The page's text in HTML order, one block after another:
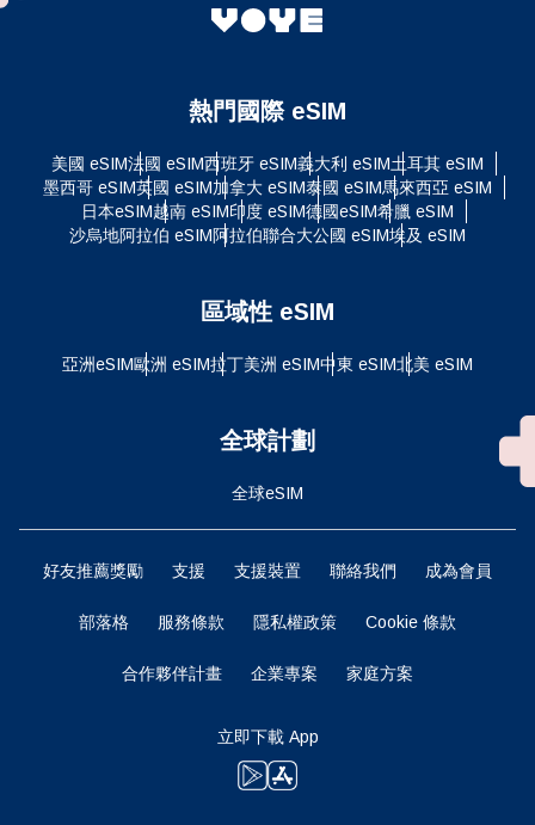
熱門國際 eSIM
美國 eSIM法國 eSIM西班牙 eSIM義大利 eSIM土耳其 eSIM
墨西哥 eSIM英國 eSIM加拿大 eSIM泰國 eSIM馬來西亞 eSIM
日本eSIM越南 eSIM印度 eSIM德國eSIM希臘 eSIM
沙烏地阿拉伯 eSIM阿拉伯聯合大公國 eSIM埃及 eSIM
區域性 eSIM
亞洲eSIM歐洲 eSIM拉丁美洲 eSIM中東 eSIM北美 eSIM
全球計劃
全球eSIM
好友推薦獎勵 支援 支援裝置 聯絡我們 成為會員
部落格 服務條款 隱私權政策 Cookie 條款
合作夥伴計畫 企業專案 家庭方案
立即下載 App